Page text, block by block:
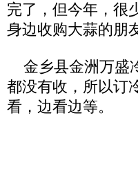
完了，但今年，很
身边收购大蒜的朋
金乡县金洲万盛
都没有收，所以订
看，边看边等。